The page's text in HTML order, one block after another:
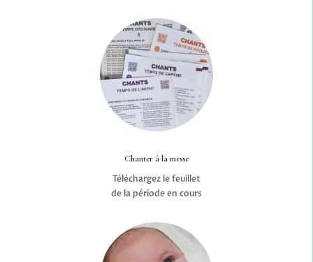
Chanter à la messe
Téléchargez le feuillet
de la période en cours